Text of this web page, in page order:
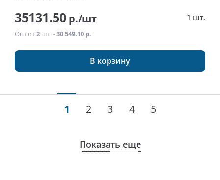
35131.50 р./шт 1 шт.
Опт от2 шт. -30 549.10 р.
В корзину
1 2 3 4 5
Показать еще